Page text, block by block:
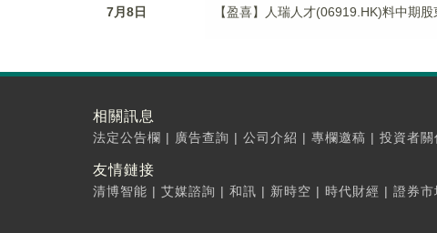
7月8日 【盈喜】人瑞人才(06919.HK)料中期
相關訊息
法定公告欄 | 廣告查詢 | 公司介紹 | 專欄邀稿 | 投資者關
友情鏈接
清博智能 | 艾媒諮詢 | 和訊 | 新時空 | 時代財經 | 證券市